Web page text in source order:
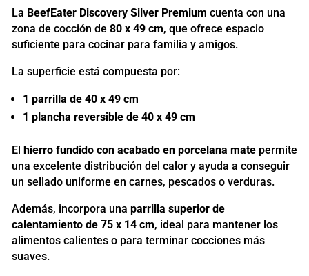
La BeefEater Discovery Silver Premium cuenta con una
zona de cocción de 80 x 49 cm, que ofrece espacio
suficiente para cocinar para familia y amigos.
La superficie está compuesta por:
1 parrilla de 40 x 49 cm
1 plancha reversible de 40 x 49 cm
El hierro fundido con acabado en porcelana matepermite
una excelente distribución del calor y ayuda a conseguir
un sellado uniforme en carnes, pescados o verduras.
Además, incorpora una parrilla superior de
calentamiento de 75 x 14 cm, ideal para mantener los
alimentos calientes o para terminar cocciones más
suaves.